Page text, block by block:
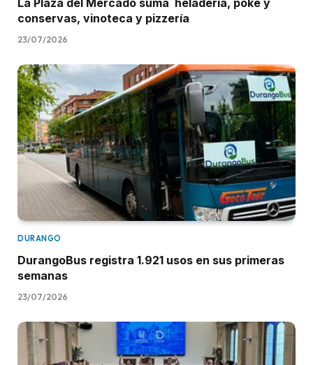
conservas, vinoteca y pizzería
23/07/2026
DURANGO
DurangoBus registra 1.921 usos en sus primeras
semanas
23/07/2026